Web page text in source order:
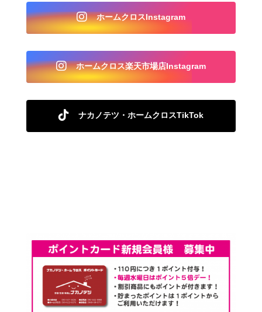
ホームクロスInstagram
ホームクロス楽天市場店Instagram
ナカノテツ・ホームクロスTikTok